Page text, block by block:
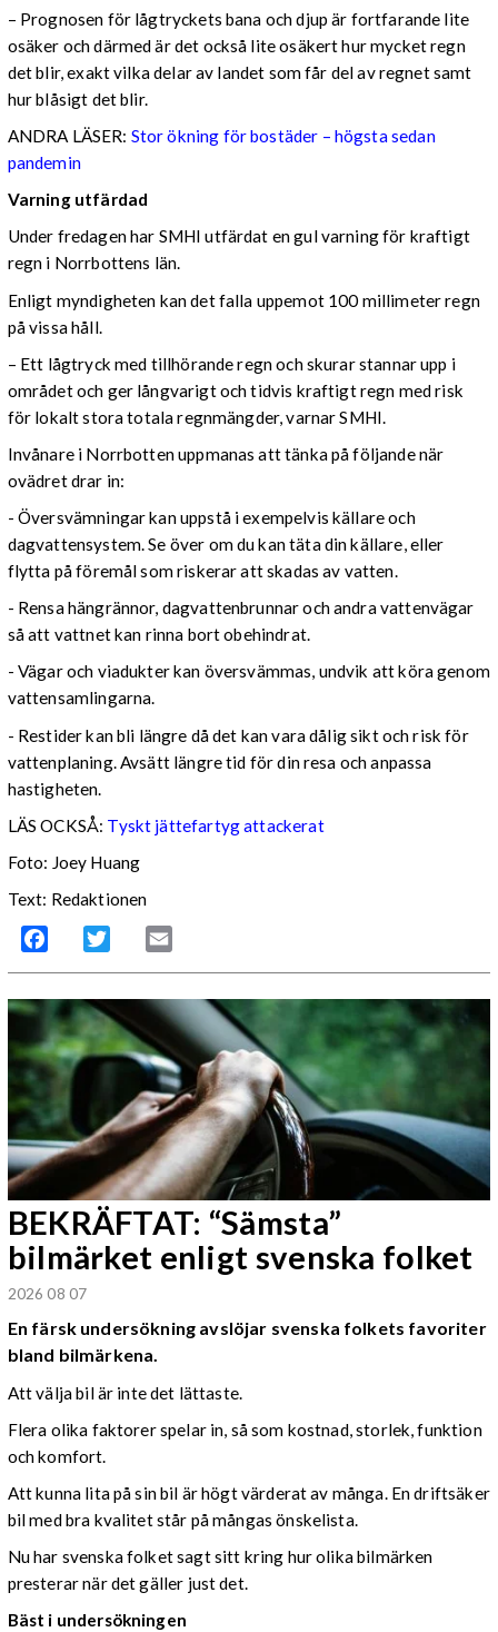
– Prognosen för lågtryckets bana och djup är fortfarande lite
osäker och därmed är det också lite osäkert hur mycket regn
det blir, exakt vilka delar av landet som får del av regnet samt
hur blåsigt det blir.
ANDRA LÄSER: Stor ökning för bostäder – högsta sedan
pandemin
Varning utfärdad
Under fredagen har SMHI utfärdat en gul varning för kraftigt
regn i Norrbottens län.
Enligt myndigheten kan det falla uppemot 100 millimeter regn
på vissa håll.
– Ett lågtryck med tillhörande regn och skurar stannar upp i
området och ger långvarigt och tidvis kraftigt regn med risk
för lokalt stora totala regnmängder, varnar SMHI.
Invånare i Norrbotten uppmanas att tänka på följande när
ovädret drar in:
- Översvämningar kan uppstå i exempelvis källare och
dagvattensystem. Se över om du kan täta din källare, eller
flytta på föremål som riskerar att skadas av vatten.
- Rensa hängrännor, dagvattenbrunnar och andra vattenvägar
så att vattnet kan rinna bort obehindrat.
- Vägar och viadukter kan översvämmas, undvik att köra genom
vattensamlingarna.
- Restider kan bli längre då det kan vara dålig sikt och risk för
vattenplaning. Avsätt längre tid för din resa och anpassa
hastigheten.
LÄS OCKSÅ: Tyskt jättefartyg attackerat
Foto: Joey Huang
Text: Redaktionen
Facebook Twitter
BEKRÄFTAT: “Sämsta”
bilmärket enligt svenska folket
2026 08 07
En färsk undersökning avslöjar svenska folkets favoriter
bland bilmärkena.
Att välja bil är inte det lättaste.
Flera olika faktorer spelar in, så som kostnad, storlek, funktion
och komfort.
Att kunna lita på sin bil är högt värderat av många. En driftsäker
bil med bra kvalitet står på mångas önskelista.
Nu har svenska folket sagt sitt kring hur olika bilmärken
presterar när det gäller just det.
Bäst i undersökningen